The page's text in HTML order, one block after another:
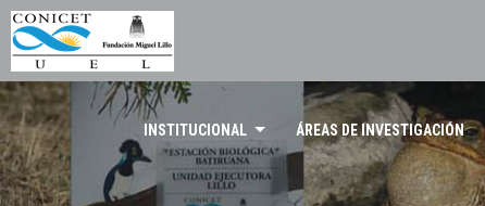
INSTITUCIONAL ÁREAS DE INVESTIGACIÓN